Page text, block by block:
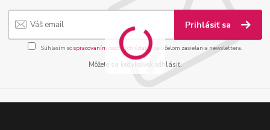
Prihlásiť sa
Súhlasím sospracovaním osobných údajov za účelom zasielania newslettera.
Môžete sa kedykoľvek odhlásiť.